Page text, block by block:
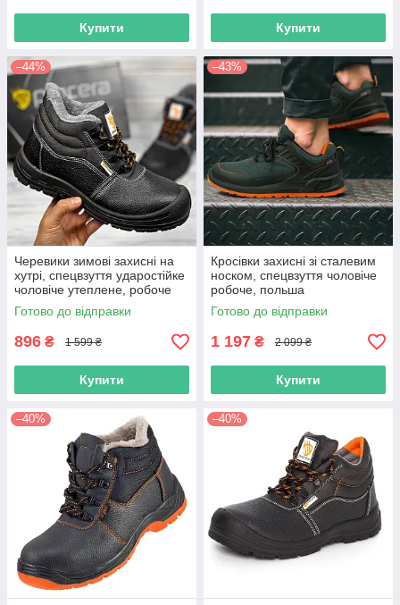
Купити Купити
–44%
Черевики зимові захисні на
хутрі, спецвзуття ударостійке
чоловіче утеплене, робоче
взуття метал носок, польша
Готово до відправки
896 ₴ 1 599 ₴
Купити
–43%
Кросівки захисні зі сталевим
носком, спецвзуття чоловіче
робоче, польша
Готово до відправки
1 197 ₴ 2 099 ₴
Купити
–40% –40%